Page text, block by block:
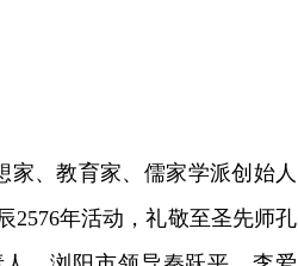
、教育家、儒家学派创始人
2576年活动，礼敬至圣先师孔